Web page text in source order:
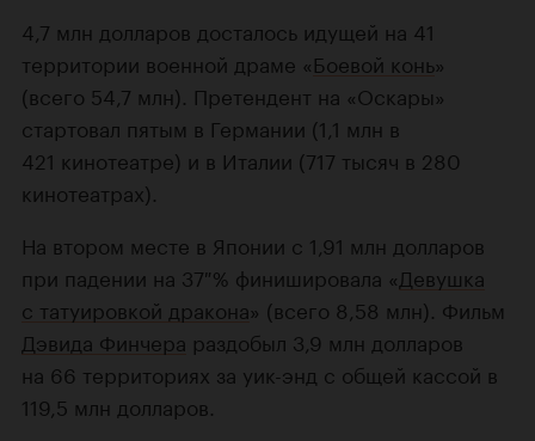
4,7 млн долларов досталось идущей на 41
территории военной драме «Боевой конь»
(всего 54,7 млн). Претендент на «Оскары»
стартовал пятым в Германии (1,1 млн в
421 кинотеатре) и в Италии (717 тысяч в 280
кинотеатрах).
На втором месте в Японии с 1,91 млн долларов
при падении на 37 % финишировала «Девушка
с татуировкой дракона» (всего 8,58 млн). Фильм
Дэвида Финчера раздобыл 3,9 млн долларов
на 66 территориях за уик-энд с общей кассой в
119,5 млн долларов.